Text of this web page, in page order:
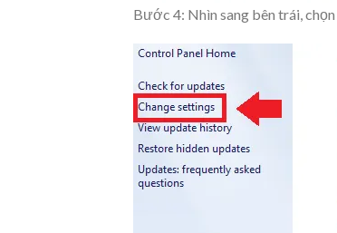
Bước 4: Nhìn sang bên trái, chọn